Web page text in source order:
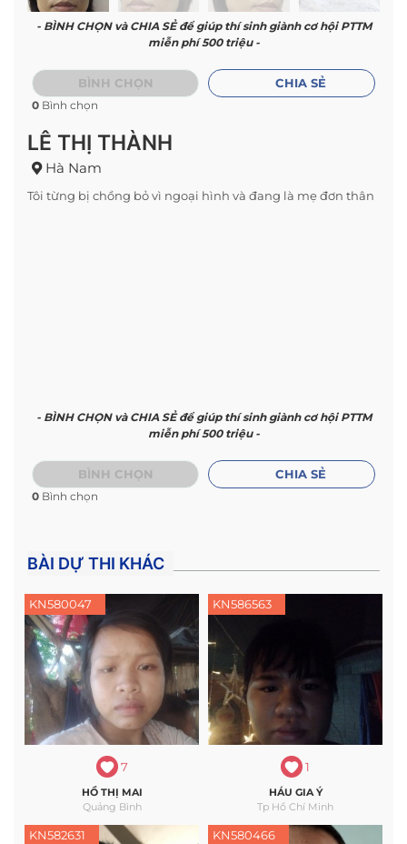
- BÌNH CHỌN và CHIA SẺ để giúp thí sinh giành cơ hội PTTM
miễn phí 500 triệu -
BÌNH CHỌN
0 Bình chọn
CHIA SẺ
LÊ THỊ THÀNH
Hà Nam
Tôi từng bị chồng bỏ vì ngoại hình và đang là mẹ đơn thân
- BÌNH CHỌN và CHIA SẺ để giúp thí sinh giành cơ hội PTTM
miễn phí 500 triệu -
BÌNH CHỌN
0 Bình chọn
CHIA SẺ
BÀI DỰ THI KHÁC
KN580047
7
HỒ THỊ MAI
Quảng Bình
KN586563
1
HÁU GIA Ý
Tp Hồ Chí Minh
KN582631 KN580466